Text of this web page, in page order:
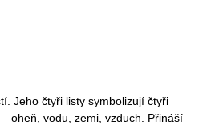
Jeho čtyři listy symbolizují čtyři
oheň, vodu, zemi, vzduch. Přináší